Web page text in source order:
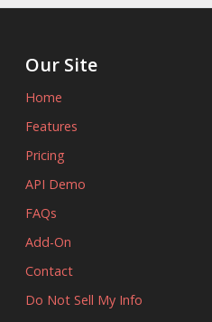
Our Site
Home
Features
Pricing
API Demo
FAQs
Add-On
Contact
Do Not Sell My Info